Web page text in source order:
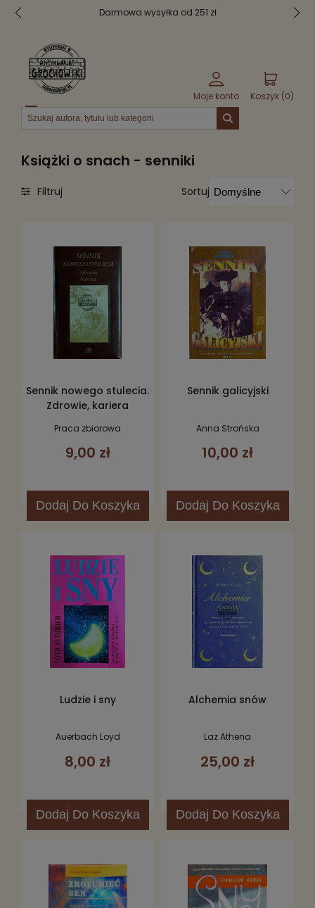
Bezpieczne pakowanie
Moje konto Koszyk (0)
Menu
Książki o snach - senniki
Sortuj
Filtruj
Sennik nowego stulecia.
Zdrowie, kariera
Praca zbiorowa
9,00 zł
Dodaj Do Koszyka
Sennik galicyjski
Anna Strońska
10,00 zł
Dodaj Do Koszyka
Ludzie i sny
Auerbach Loyd
8,00 zł
Dodaj Do Koszyka
Alchemia snów
Laz Athena
25,00 zł
Dodaj Do Koszyka